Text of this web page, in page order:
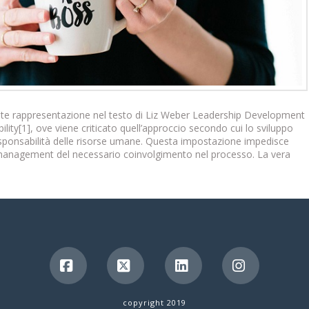
rappresentazione nel testo di Liz Weber Leadership Development
ove viene criticato quell’approccio secondo cui lo sviluppo
delle risorse umane. Questa impostazione impedisce
del necessario coinvolgimento nel processo. La vera
Facebook
X LinkedIn
copyright 2019